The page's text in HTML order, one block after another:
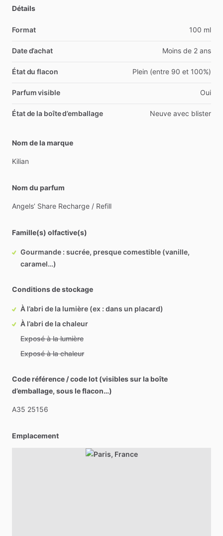
Détails
Format 100 ml
Date d’achat Moins de 2 ans
État du flacon Plein (entre 90 et 100%)
Parfum visible Oui
État de la boîte d’emballage Neuve avec blister
Nom de la marque
Kilian
Nom du parfum
Angels’ Share Recharge ​/​ Refill
Famille(s) olfactive(s)
Gourmande : sucrée, presque comestible (vanille,
caramel…)
Conditions de stockage
À l’abri de la lumière (ex : dans un placard)
À l’abri de la chaleur
Exposé à la lumière
Exposé à la chaleur
Code référence / code lot (visibles sur la boîte
d’emballage, sous le flacon…)
A35 25156
Emplacement